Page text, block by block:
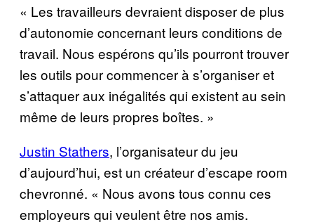
« Les travailleurs devraient disposer de plus
d’autonomie concernant leurs conditions de
travail. Nous espérons qu’ils pourront trouver
les outils pour commencer à s’organiser et
s’attaquer aux inégalités qui existent au sein
même de leurs propres boîtes. »
Justin Stathers, l’organisateur du jeu
d’aujourd’hui, est un créateur d’escape room
chevronné. « Nous avons tous connu ces
employeurs qui veulent être nos amis.